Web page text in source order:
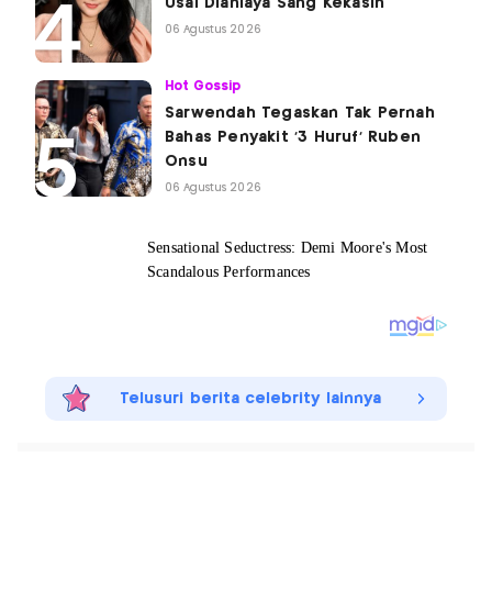
Usai Dianiaya Sang Kekasih
06 Agustus 2026
Hot Gossip
Sarwendah Tegaskan Tak Pernah
Bahas Penyakit '3 Huruf' Ruben
Onsu
06 Agustus 2026
Telusuri berita celebrity lainnya